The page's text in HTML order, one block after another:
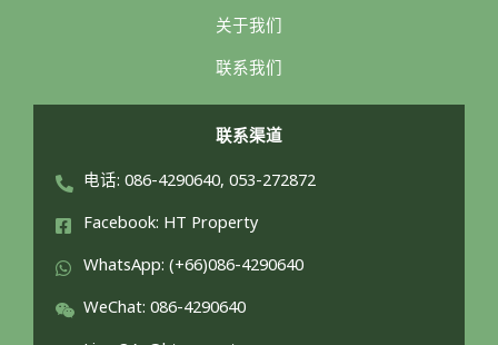
关于我们
联系我们
联系渠道
电话: 086-4290640, 053-272872
Facebook: HT Property
WhatsApp: (+66)086-4290640
WeChat: 086-4290640